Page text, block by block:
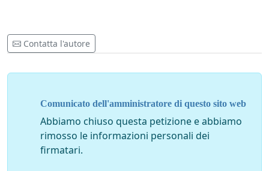
Contatta l'autore
Comunicato dell'amministratore di questo sito web
Abbiamo chiuso questa petizione e abbiamo
rimosso le informazioni personali dei
firmatari.